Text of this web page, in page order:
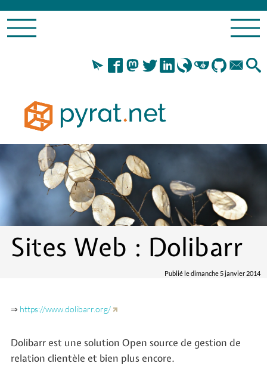
Sites Web : Dolibarr
Publié le dimanche 5 janvier 2014
⇒ https://www.dolibarr.org/
Dolibarr est une solution Open source de gestion de
relation clientèle et bien plus encore.